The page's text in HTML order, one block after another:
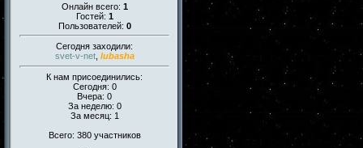
Онлайн всего: 1
Гостей: 1
Пользователей: 0
Сегодня заходили:
svet-v-net, lubasha
К нам присоединились:
Сегодня: 0
Вчера: 0
За неделю: 0
За месяц: 1
Всего: 380 участников